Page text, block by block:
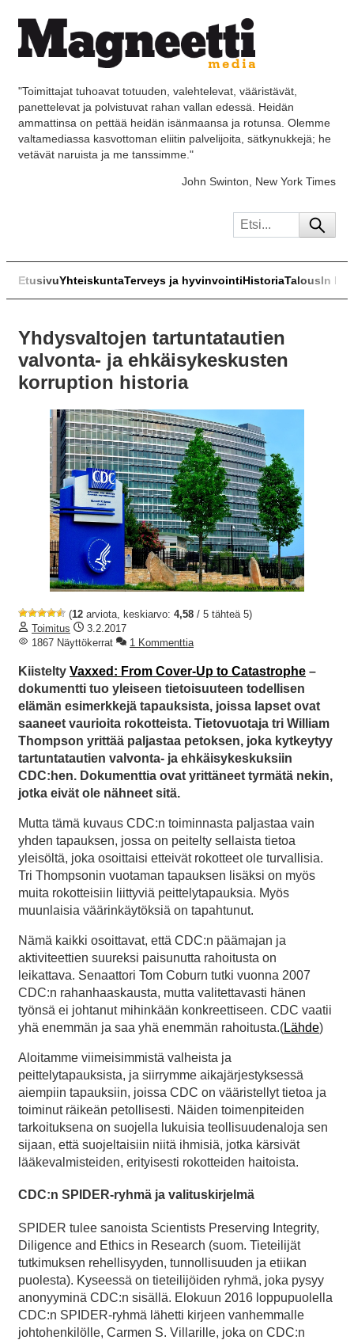
"Toimittajat tuhoavat totuuden, valehtelevat, vääristävät,
panettelevat ja polvistuvat rahan vallan edessä. Heidän
ammattinsa on pettää heidän isänmaansa ja rotunsa. Olemme
valtamediassa kasvottoman eliitin palvelijoita, sätkynukkejä; he
vetävät naruista ja me tanssimme."
John Swinton, New York Times
EtusivuYhteiskuntaTerveys ja hyvinvointiHistoriaTalousIn
Yhdysvaltojen tartuntatautien
valvonta- ja ehkäisykeskusten
korruption historia
(12 arviota, keskiarvo: 4,58 / 5 tähteä 5)
Toimitus
3.2.2017
1867 Näyttökerrat
1 Kommenttia
Kiistelty Vaxxed: From Cover-Up to Catastrophe –
dokumentti tuo yleiseen tietoisuuteen todellisen
elämän esimerkkejä tapauksista, joissa lapset ovat
saaneet vaurioita rokotteista. Tietovuotaja tri William
Thompson yrittää paljastaa petoksen, joka kytkeytyy
tartuntatautien valvonta- ja ehkäisykeskuksiin
CDC:hen. Dokumenttia ovat yrittäneet tyrmätä nekin,
jotka eivät ole nähneet sitä.
Mutta tämä kuvaus CDC:n toiminnasta paljastaa vain
yhden tapauksen, jossa on peitelty sellaista tietoa
yleisöltä, joka osoittaisi etteivät rokotteet ole turvallisia.
Tri Thompsonin vuotaman tapauksen lisäksi on myös
muita rokotteisiin liittyviä peittelytapauksia. Myös
muunlaisia väärinkäytöksiä on tapahtunut.
Nämä kaikki osoittavat, että CDC:n päämajan ja
aktiviteettien suureksi paisunutta rahoitusta on
leikattava. Senaattori Tom Coburn tutki vuonna 2007
CDC:n rahanhaaskausta, mutta valitettavasti hänen
työnsä ei johtanut mihinkään konkreettiseen. CDC vaatii
yhä enemmän ja saa yhä enemmän rahoitusta.(Lähde)
Aloitamme viimeisimmistä valheista ja
peittelytapauksista, ja siirrymme aikajärjestyksessä
aiempiin tapauksiin, joissa CDC on vääristellyt tietoa ja
toiminut räikeän petollisesti. Näiden toimenpiteiden
tarkoituksena on suojella lukuisia teollisuudenaloja sen
sijaan, että suojeltaisiin niitä ihmisiä, jotka kärsivät
lääkevalmisteiden, erityisesti rokotteiden haitoista.
CDC:n SPIDER-ryhmä ja valituskirjelmä
SPIDER tulee sanoista Scientists Preserving Integrity,
Diligence and Ethics in Research (suom. Tieteilijät
tutkimuksen rehellisyyden, tunnollisuuden ja etiikan
puolesta). Kyseessä on tieteilijöiden ryhmä, joka pysyy
anonyyminä CDC:n sisällä. Elokuun 2016 loppupuolella
CDC:n SPIDER-ryhmä lähetti kirjeen vanhemmalle
johtohenkilölle, Carmen S. Villarille, joka on CDC:n